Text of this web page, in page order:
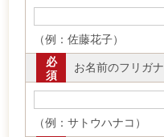
（例：佐藤花子）
お名前のフリガナ
必
須
（例：サトウハナコ）